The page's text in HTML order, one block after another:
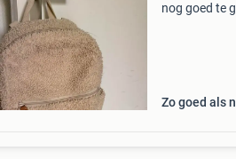
nog goed te
Zo goed als